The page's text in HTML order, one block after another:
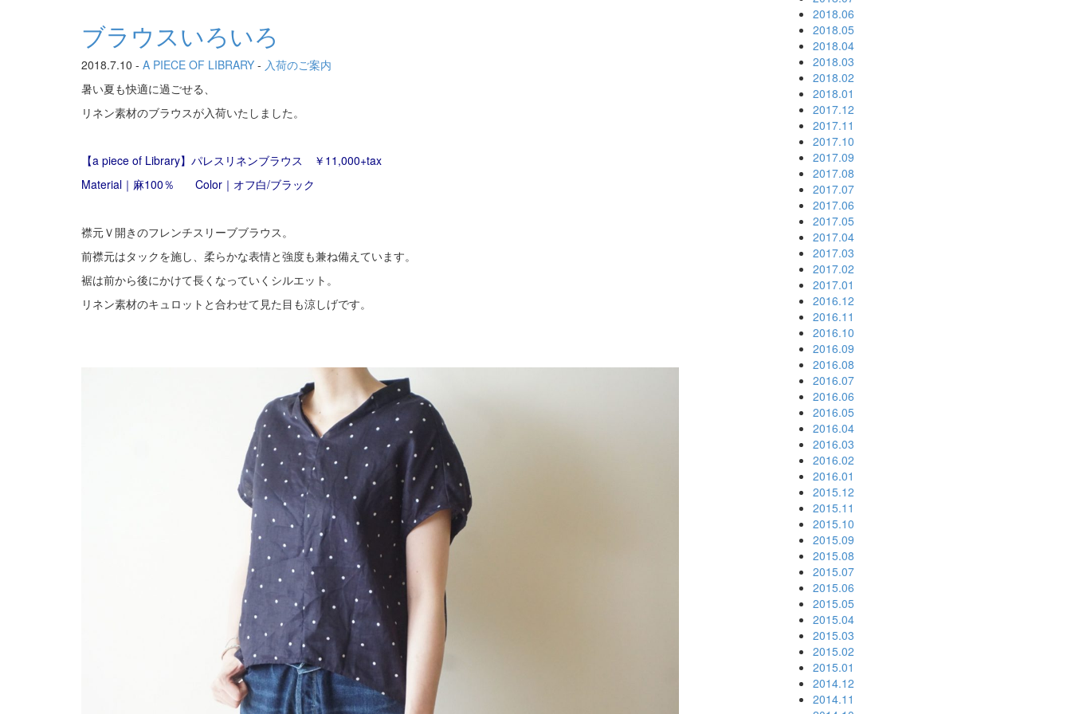
ブラウスいろいろ
2018.7.10 - A PIECE OF LIBRARY - 入荷のご案内
暑い夏も快適に過ごせる、
リネン素材のブラウスが入荷いたしました。
【a piece of Library】 パレスリネンブラウス ￥11,000+tax
Material｜麻100％ Color｜オフ白/ブラック
襟元Ｖ開きのフレンチスリーブブラウス。
前襟元はタックを施し、柔らかな表情と強度も兼ね備えています。
裾は前から後にかけて長くなっていくシルエット。
リネン素材のキュロットと合わせて見た目も涼しげです。
2018.06
2018.05
2018.04
2018.03
2018.02
2018.01
2017.12
2017.11
2017.10
2017.09
2017.08
2017.07
2017.06
2017.05
2017.04
2017.03
2017.02
2017.01
2016.12
2016.11
2016.10
2016.09
2016.08
2016.07
2016.06
2016.05
2016.04
2016.03
2016.02
2016.01
2015.12
2015.11
2015.10
2015.09
2015.08
2015.07
2015.06
2015.05
2015.04
2015.03
2015.02
2015.01
2014.12
2014.11